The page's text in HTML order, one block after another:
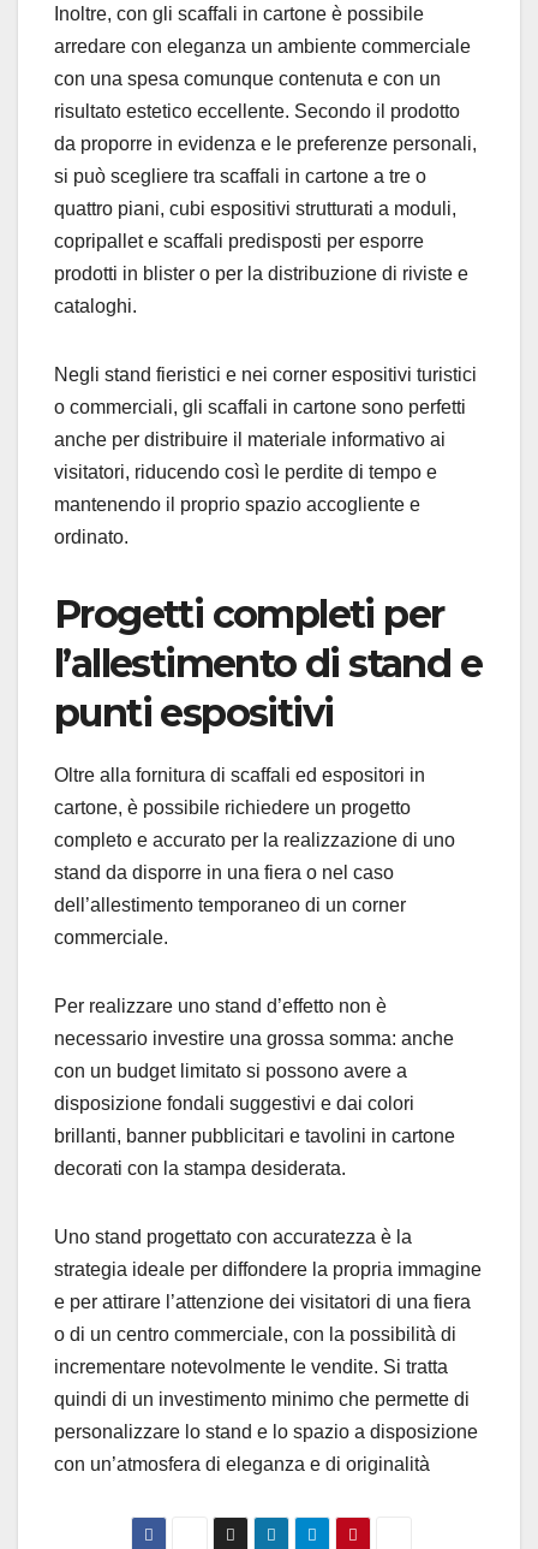
Inoltre, con gli scaffali in cartone è possibile
arredare con eleganza un ambiente commerciale
con una spesa comunque contenuta e con un
risultato estetico eccellente. Secondo il prodotto
da proporre in evidenza e le preferenze personali,
si può scegliere tra scaffali in cartone a tre o
quattro piani, cubi espositivi strutturati a moduli,
copripallet e scaffali predisposti per esporre
prodotti in blister o per la distribuzione di riviste e
cataloghi.
Negli stand fieristici e nei corner espositivi turistici
o commerciali, gli scaffali in cartone sono perfetti
anche per distribuire il materiale informativo ai
visitatori, riducendo così le perdite di tempo e
mantenendo il proprio spazio accogliente e
ordinato.
Progetti completi per
l’allestimento di stand e
punti espositivi
Oltre alla fornitura di scaffali ed espositori in
cartone, è possibile richiedere un progetto
completo e accurato per la realizzazione di uno
stand da disporre in una fiera o nel caso
dell’allestimento temporaneo di un corner
commerciale.
Per realizzare uno stand d’effetto non è
necessario investire una grossa somma: anche
con un budget limitato si possono avere a
disposizione fondali suggestivi e dai colori
brillanti, banner pubblicitari e tavolini in cartone
decorati con la stampa desiderata.
Uno stand progettato con accuratezza è la
strategia ideale per diffondere la propria immagine
e per attirare l’attenzione dei visitatori di una fiera
o di un centro commerciale, con la possibilità di
incrementare notevolmente le vendite. Si tratta
quindi di un investimento minimo che permette di
personalizzare lo stand e lo spazio a disposizione
con un’atmosfera di eleganza e di originalità